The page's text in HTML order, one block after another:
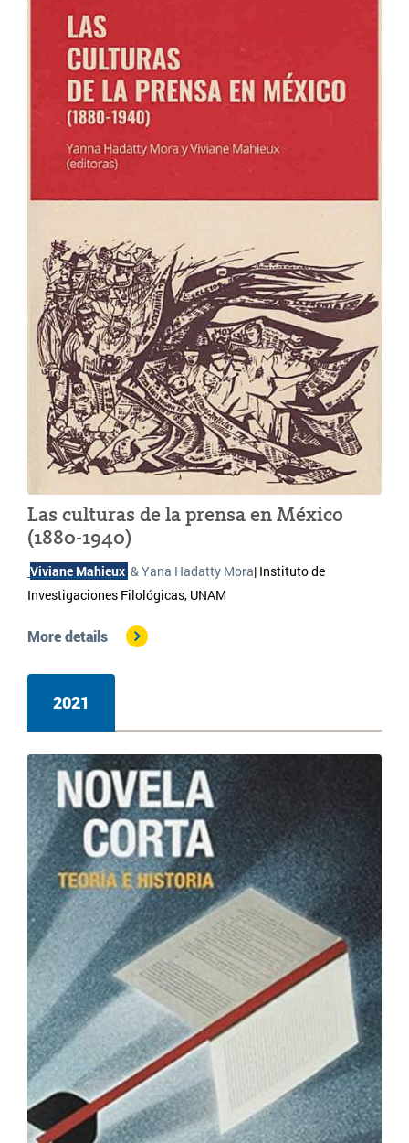
Las culturas de la prensa en México
(1880-1940)
Viviane Mahieux & Yana Hadatty Mora| Instituto de
Investigaciones Filológicas, UNAM
More details
2021